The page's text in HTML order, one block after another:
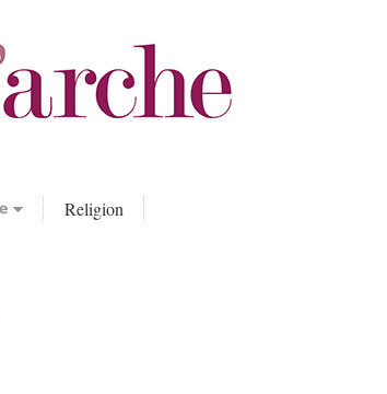
Religion